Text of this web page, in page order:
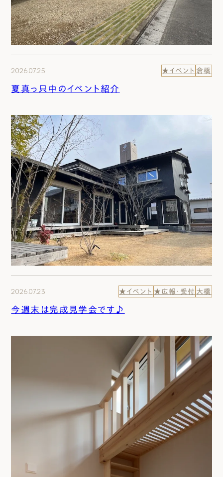
2026.07.25 ★イベント 倉橋
夏真っ只中のイベント紹介
2026.07.23 ★イベント ★広報・受付 大橋
今週末は完成見学会です♪